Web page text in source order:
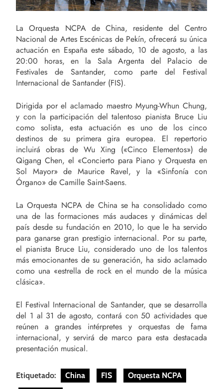
La Orquesta NCPA de China, residente del Centro
Nacional de Artes Escénicas de Pekín, ofrecerá su única
actuación en España este sábado, 10 de agosto, a las
20:00 horas, en la Sala Argenta del Palacio de
Festivales de Santander, como parte del Festival
Internacional de Santander (FIS).
Dirigida por el aclamado maestro Myung-Whun Chung,
y con la participación del talentoso pianista Bruce Liu
como solista, esta actuación es uno de los cinco
destinos de su primera gira europea. El repertorio
incluirá obras de Wu Xing («Cinco Elementos») de
Qigang Chen, el «Concierto para Piano y Orquesta en
Sol Mayor» de Maurice Ravel, y la «Sinfonía con
Órgano» de Camille Saint-Saens.
La Orquesta NCPA de China se ha consolidado como
una de las formaciones más audaces y dinámicas del
país desde su fundación en 2010, lo que le ha servido
para ganarse gran prestigio internacional. Por su parte,
el pianista Bruce Liu, considerado uno de los talentos
más emocionantes de su generación, ha sido aclamado
como una «estrella de rock en el mundo de la música
clásica».
El Festival Internacional de Santander, que se desarrolla
del 1 al 31 de agosto, contará con 50 actividades que
reúnen a grandes intérpretes y orquestas de fama
internacional, y servirá de marco para esta destacada
presentación musical.
Etiquetado: China FIS
Orquesta NCPA